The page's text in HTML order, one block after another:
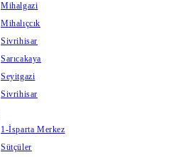
Mihalgazi
Mihalıçcık
Sivrihisar
Sarıcakaya
Seyitgazi
Sivrihisar
1-İsparta Merkez
Sütçüler